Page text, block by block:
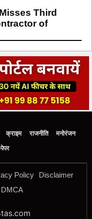
Third
of
क्राइम राजनीति
मनोरंजन
Policy
Disclaimer
DMCA